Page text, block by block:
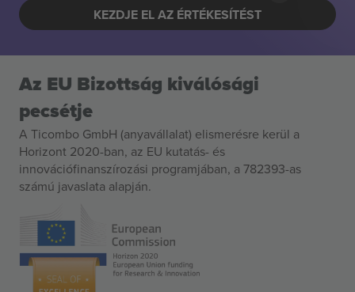
KEZDJE EL AZ ÉRTÉKESÍTÉST
Az EU Bizottság kiválósági
pecsétje
A Ticombo GmbH (anyavállalat) elismerésre kerül a
Horizont 2020-ban, az EU kutatás- és
innovációfinanszírozási programjában, a 782393-as
számú javaslata alapján.